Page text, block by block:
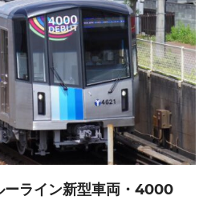
ーライン新型車両・4000